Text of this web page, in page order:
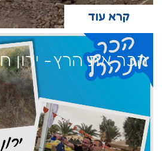
קרא עוד
הכר את הרץ- ירון